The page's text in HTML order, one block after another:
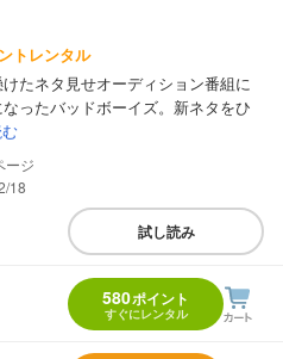
トレンタル
たネタ見せオーディション番組に
ったバッドボーイズ。新ネタをひ
18
試し読み
580ポイント
すぐにレンタル